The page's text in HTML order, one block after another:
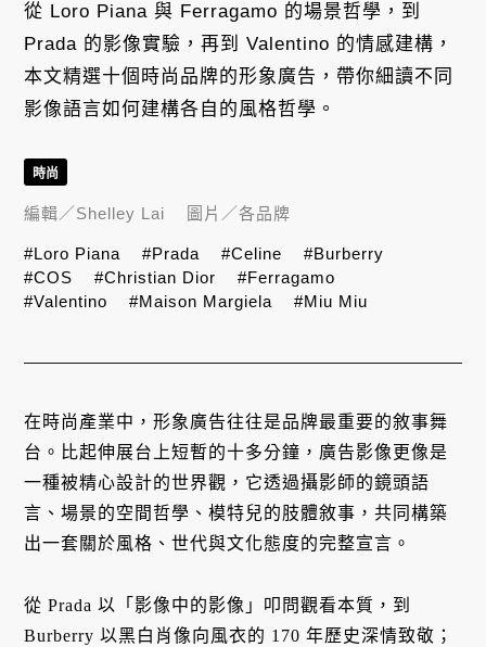
從 Loro Piana 與 Ferragamo 的場景哲學，到
Prada 的影像實驗，再到 Valentino 的情感建構，
本文精選十個時尚品牌的形象廣告，帶你細讀不同
影像語言如何建構各自的風格哲學。
在時尚產業中，形象廣告往往是品牌最重要的敘事舞
台。比起伸展台上短暫的十多分鐘，廣告影像更像是
一種被精心設計的世界觀，它透過攝影師的鏡頭語
言、場景的空間哲學、模特兒的肢體敘事，共同構築
出一套關於風格、世代與文化態度的完整宣言。
從 Prada 以「影像中的影像」叩問觀看本質，到
Burberry 以黑白肖像向風衣的 170 年歷史深情致敬；
時尚
編輯／Shelley Lai 圖片／各品牌
#Loro Piana #Prada #Celine
#Burberry
#COS
#Christian Dior
#Ferragamo
#Valentino
#Maison Margiela #Miu Miu